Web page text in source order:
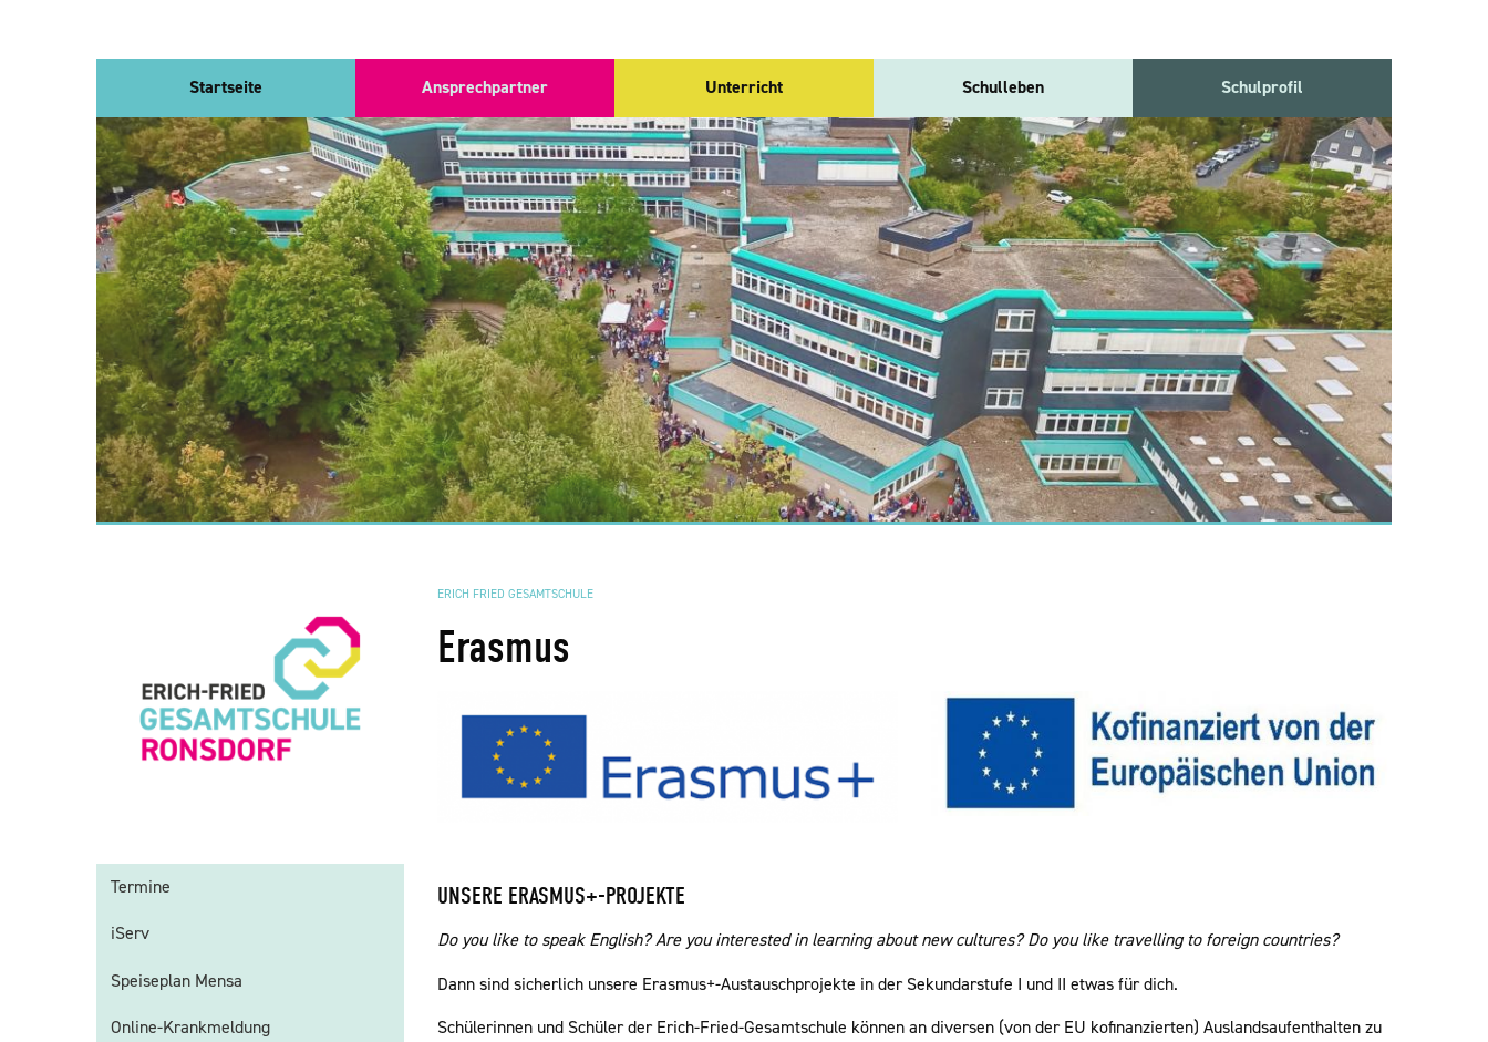
Startseite Ansprechpartner Unterricht Schulleben Schulprofil
ERICH FRIED GESAMTSCHULE
Erasmus
UNSERE ERASMUS+-PROJEKTE
Do you like to speak English? Are you interested in learning about new cultures? Do you like travelling to foreign countries?
Dann sind sicherlich unsere Erasmus+-Austauschprojekte in der Sekundarstufe I und II etwas für dich.
Schülerinnen und Schüler der Erich-Fried-Gesamtschule können an diversen (von der EU kofinanzierten) Auslandsaufenthalten zu
Termine
iServ
Speiseplan Mensa
Online-Krankmeldung